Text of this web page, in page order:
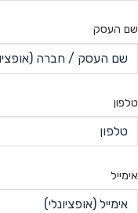
שם העסק
טלפון
אימייל